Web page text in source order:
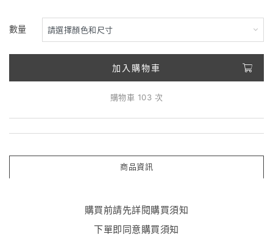
數量
加入購物車
購物車 103 次
商品資訊
購買前請先詳閱購買須知
下單即同意購買須知